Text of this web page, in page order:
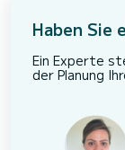
Haben Sie
Ein Experte
der Planung